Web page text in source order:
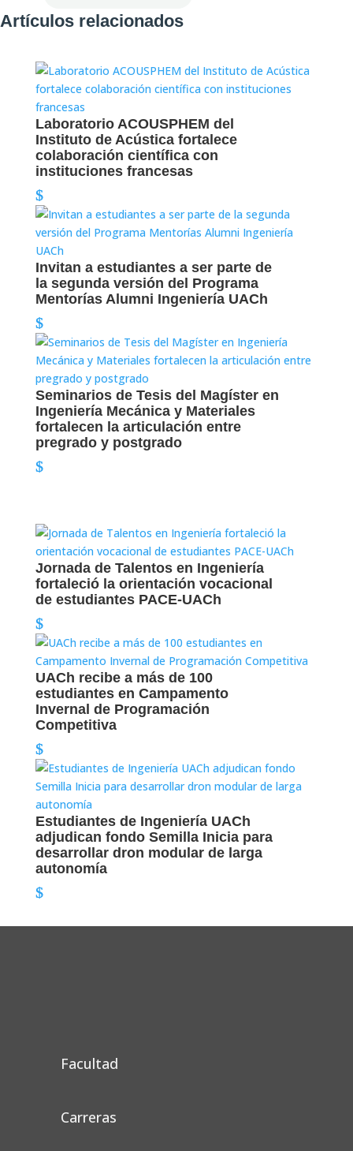
Artículos relacionados
Laboratorio ACOUSPHEM del
Instituto de Acústica fortalece
colaboración científica con
instituciones francesas
Invitan a estudiantes a ser parte de
la segunda versión del Programa
Mentorías Alumni Ingeniería UACh
Seminarios de Tesis del Magíster en
Ingeniería Mecánica y Materiales
fortalecen la articulación entre
pregrado y postgrado
Jornada de Talentos en Ingeniería
fortaleció la orientación vocacional
de estudiantes PACE-UACh
UACh recibe a más de 100
estudiantes en Campamento
Invernal de Programación
Competitiva
Estudiantes de Ingeniería UACh
adjudican fondo Semilla Inicia para
desarrollar dron modular de larga
autonomía
Facultad
Carreras